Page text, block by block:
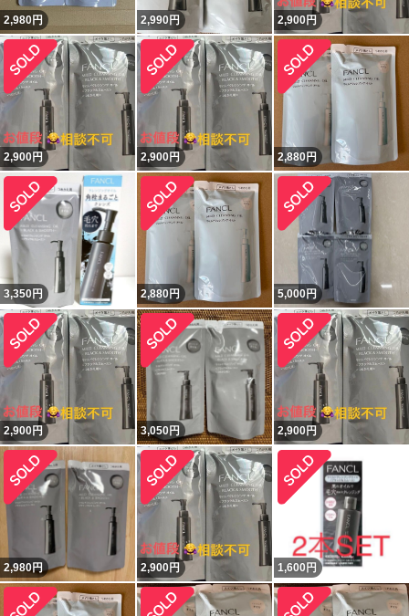
2,980円 2,990円 2,900円
2,900円 2,900円 2,880円
3,350円 2,880円 5,000円
2,900円 3,050円 2,900円
2,980円 2,900円 1,600 円